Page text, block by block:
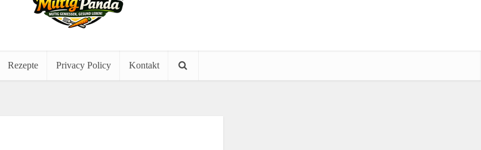
Rezepte Privacy Policy Kontakt